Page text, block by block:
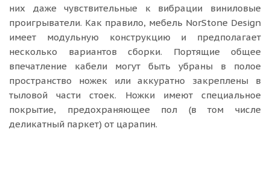
них даже чувствительные к вибрации виниловые
проигрыватели. Как правило, мебель NorStone Design
имеет модульную конструкцию и предполагает
несколько вариантов сборки. Портящие общее
впечатление кабели могут быть убраны в полое
пространство ножек или аккуратно закреплены в
тыловой части стоек. Ножки имеют специальное
покрытие, предохраняющее пол (в том числе
деликатный паркет) от царапин.